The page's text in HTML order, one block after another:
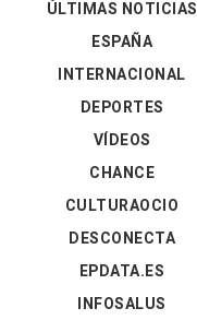
ÚLTIMAS NOTICIAS
ESPAÑA
INTERNACIONAL
DEPORTES
VÍDEOS
CHANCE
CULTURAOCIO
DESCONECTA
EPDATA.ES
INFOSALUS